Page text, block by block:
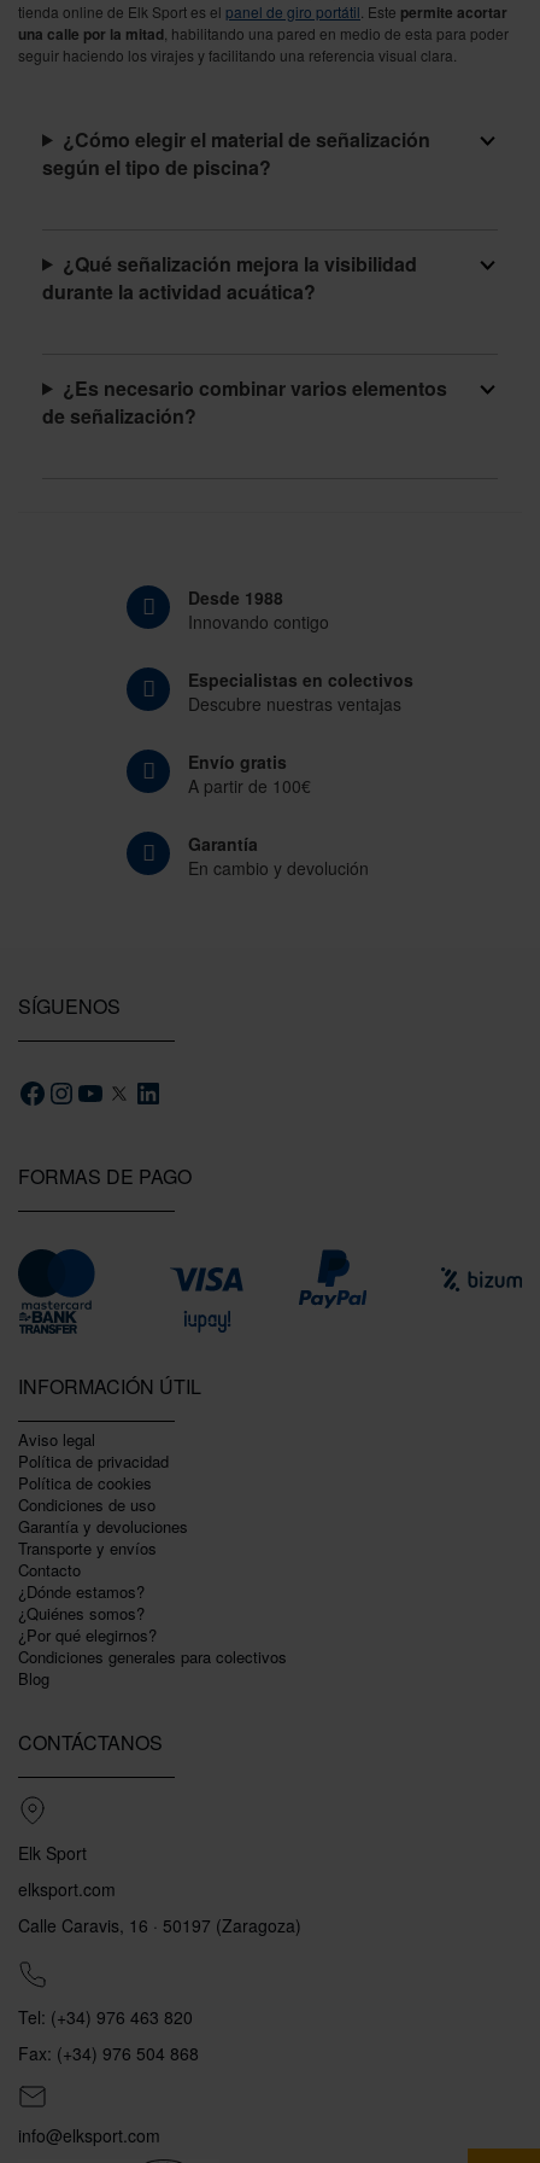
tienda online de Elk Sport es el panel de giro portátil . Este permite acortar
una calle por la mitad , habilitando una pared en medio de esta para poder
seguir haciendo los virajes y facilitando una referencia visual clara.
¿Cómo elegir el material de señalización
según el tipo de piscina?
¿Qué señalización mejora la visibilidad
durante la actividad acuática?
¿Es necesario combinar varios elementos
de señalización?
Desde 1988
Innovando contigo
Especialistas en colectivos
Descubre nuestras ventajas
Envío gratis
A partir de 100€
Garantía
En cambio y devolución
FORMAS DE PAGO
INFORMACIÓN ÚTIL
Aviso legal
Política de privacidad
Polí­tica de cookies
Condiciones de uso
Garantí­a y devoluciones
Transporte y envíos
Contacto
¿Dónde estamos?
¿Quiénes somos?
¿Por qué elegirnos?
Condiciones generales para colectivos
Blog
CONTÁCTANOS
Elk Sport
elksport.com
Calle Caravis, 16 · 50197 (Zaragoza)
Tel: (+34) 976 463 820
Fax: (+34) 976 504 868
info@elksport.com
SÍGUENOS